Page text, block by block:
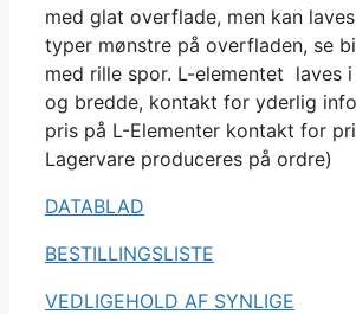
med glat overflade, men kan
typer mønstre på overfladen, se
med rille spor. L-elementet laves
og bredde, kontakt for yderlig
pris på L-Elementer kontakt for
Lagervare produceres på ordre)
DATABLAD
BESTILLINGSLISTE
VEDLIGEHOLD AF SYNLIGE